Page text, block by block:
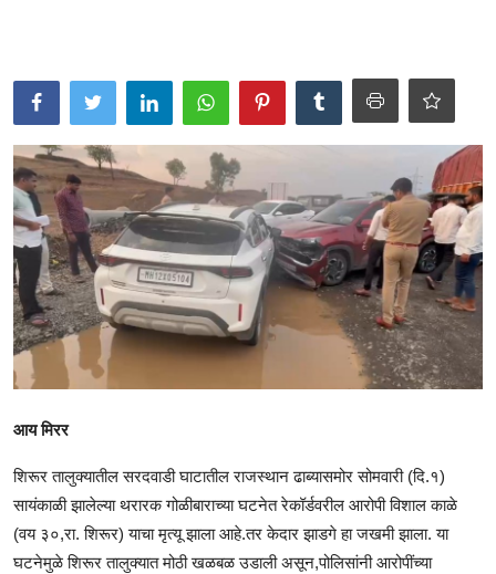
आय मिरर
शिरूर तालुक्यातील सरदवाडी घाटातील राजस्थान ढाब्यासमोर सोमवारी (दि.१)
सायंकाळी झालेल्या थरारक गोळीबाराच्या घटनेत रेकॉर्डवरील आरोपी विशाल काळे
(वय ३०,रा. शिरूर) याचा मृत्यू झाला आहे.तर केदार झाडगे हा जखमी झाला. या
घटनेमुळे शिरूर तालुक्यात मोठी खळबळ उडाली असून,पोलिसांनी आरोपींच्या